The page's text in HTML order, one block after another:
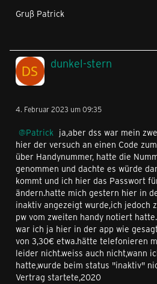
Gruß Patrick
dunkel-stern
4. Februar 2023 um 09:35
Patrick ja,aber dss war mein
hier der versuch an einen Code
über Handynummer, hatte die
genommen und dachte es würde
kommt und ich hier das Passwort
ändern.hatte mich gestern hier in
inaktiv angezeigt wurde,ich jedoch
pw vom zweiten handy notiert
war ich ja hier in der app wie
von 3,30€ etwa.hätte telefonieren
leider nicht.weiss auch nicht,wann
hatte,wurde beim status "inaktiv"
Vertrag startete,2020